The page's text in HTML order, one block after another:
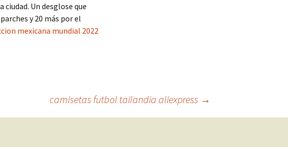
Un desglose que
y 20 más por el
mexicana mundial 2022
camisetas futbol tailandia aliexpress →